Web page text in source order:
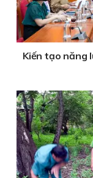
Kiến tạo năng